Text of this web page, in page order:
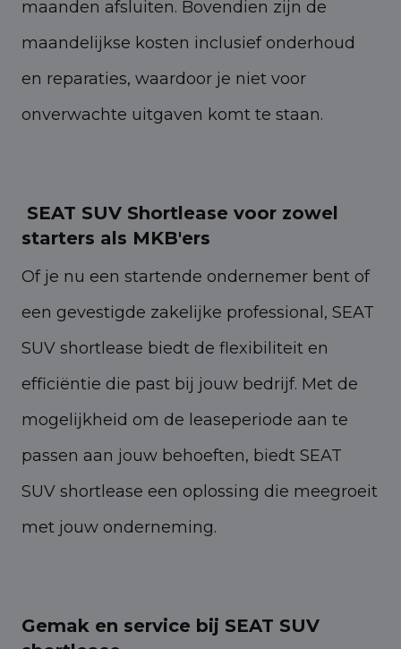
maanden afsluiten. Bovendien zijn de
maandelijkse kosten inclusief onderhoud
en reparaties, waardoor je niet voor
onverwachte uitgaven komt te staan.
SEAT SUV Shortlease voor zowel
starters als MKB'ers
Of je nu een startende ondernemer bent of
een gevestigde zakelijke professional, SEAT
SUV shortlease biedt de flexibiliteit en
efficiëntie die past bij jouw bedrijf. Met de
mogelijkheid om de leaseperiode aan te
passen aan jouw behoeften, biedt SEAT
SUV shortlease een oplossing die meegroeit
met jouw onderneming.
Gemak en service bij SEAT SUV